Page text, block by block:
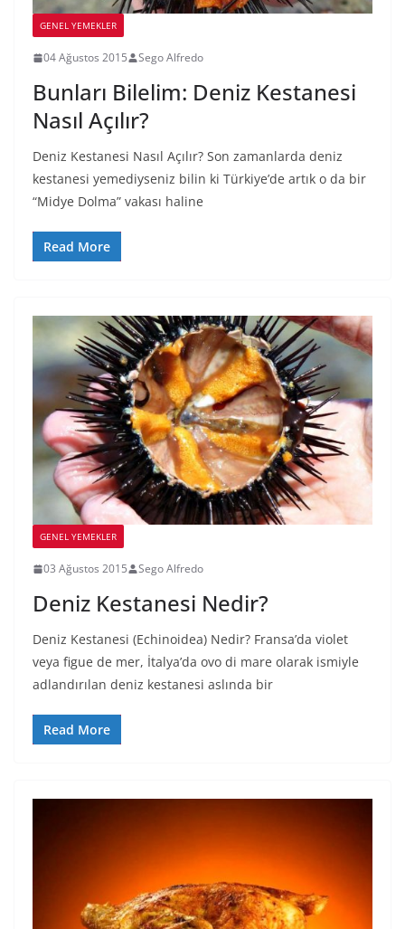
GENEL YEMEKLER
04 Ağustos 2015 Sego Alfredo
Bunları Bilelim: Deniz Kestanesi
Nasıl Açılır?
Deniz Kestanesi Nasıl Açılır? Son zamanlarda deniz
kestanesi yemediyseniz bilin ki Türkiye’de artık o da bir
“Midye Dolma” vakası haline
Read More
GENEL YEMEKLER
03 Ağustos 2015 Sego Alfredo
Deniz Kestanesi Nedir?
Deniz Kestanesi (Echinoidea) Nedir? Fransa’da violet
veya figue de mer, İtalya’da ovo di mare olarak ismiyle
adlandırılan deniz kestanesi aslında bir
Read More